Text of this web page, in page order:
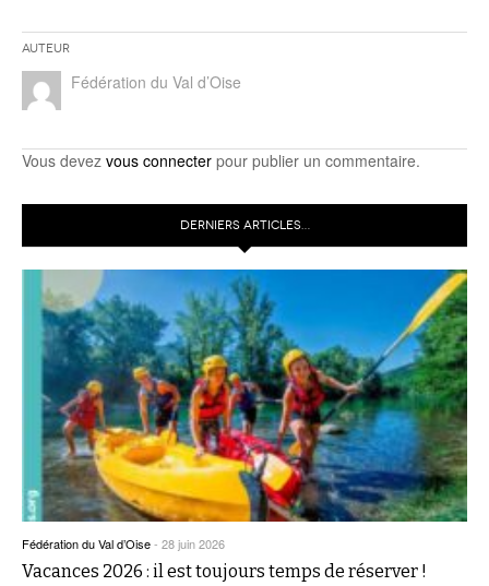
Auteur
Fédération du Val d’Oise
Vous devez vous connecter pour publier un commentaire.
DERNIERS ARTICLES…
Fédération du Val d’Oise- 28 juin 2026
Vacances 2026 : il est toujours temps de réserver !